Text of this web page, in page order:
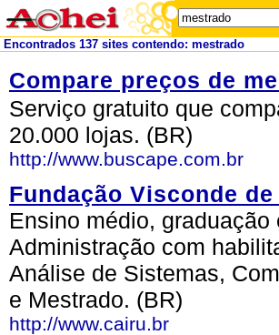
Encontrados 137 sites contendo: mestrado
Compare preços de
Serviço gratuito que
20.000 lojas. (BR)
http://www.buscape.com.br
Fundação Visconde de
Ensino médio,
Administração com
Análise de Sistemas,
e Mestrado. (BR)
http://www.cairu.br